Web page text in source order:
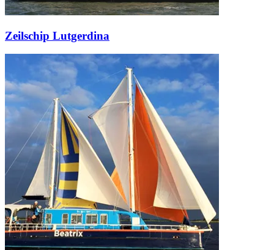
Zeilschip Lutgerdina